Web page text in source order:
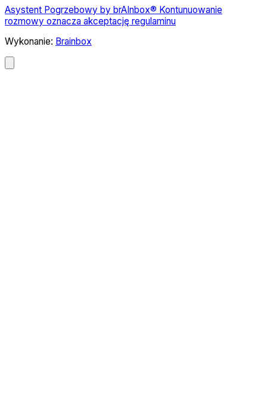
Asystent Pogrzebowy by brAInbox® Kontunuowanie
rozmowy oznacza akceptację regulaminu
Wykonanie: Brainbox